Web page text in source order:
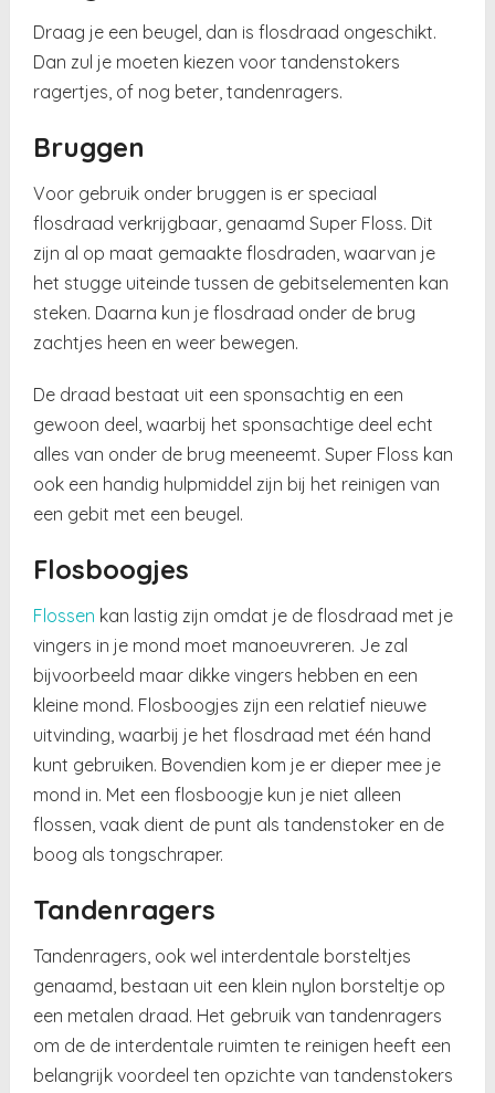
Draag je een beugel, dan is flosdraad ongeschikt.
Dan zul je moeten kiezen voor tandenstokers
ragertjes, of nog beter, tandenragers.
Bruggen
Voor gebruik onder bruggen is er speciaal
flosdraad verkrijgbaar, genaamd Super Floss. Dit
zijn al op maat gemaakte flosdraden, waarvan je
het stugge uiteinde tussen de gebitselementen kan
steken. Daarna kun je flosdraad onder de brug
zachtjes heen en weer bewegen.
De draad bestaat uit een sponsachtig en een
gewoon deel, waarbij het sponsachtige deel echt
alles van onder de brug meeneemt. Super Floss kan
ook een handig hulpmiddel zijn bij het reinigen van
een gebit met een beugel.
Flosboogjes
Flossen kan lastig zijn omdat je de flosdraad met je
vingers in je mond moet manoeuvreren. Je zal
bijvoorbeeld maar dikke vingers hebben en een
kleine mond. Flosboogjes zijn een relatief nieuwe
uitvinding, waarbij je het flosdraad met één hand
kunt gebruiken. Bovendien kom je er dieper mee je
mond in. Met een flosboogje kun je niet alleen
flossen, vaak dient de punt als tandenstoker en de
boog als tongschraper.
Tandenragers
Tandenragers, ook wel interdentale borsteltjes
genaamd, bestaan uit een klein nylon borsteltje op
een metalen draad. Het gebruik van tandenragers
om de de interdentale ruimten te reinigen heeft een
belangrijk voordeel ten opzichte van tandenstokers